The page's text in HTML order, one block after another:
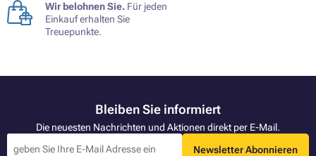
Wir belohnen Sie. Für jeden
Einkauf erhalten Sie
Treuepunkte.
Bleiben Sie informiert
Die neuesten Nachrichten und Aktionen direkt per E-Mail.
Newsletter Abonnieren